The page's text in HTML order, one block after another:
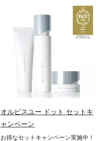
を防ぎ、うるおいに満ちた肌へ導く
保湿成分、植物由来アミノ酸（エル
ゴチオネイン）配合＝肌を整え、す
こやかに保つ保湿成分、微生物由来
た角層にうるおいを与え、肌荒れを
防ぐ保湿成分
ストタイプ。外出先でも、メイクの
上からササッとUVカットとお直し
が同時にできるお役立ちアイテムで
す。毛穴や色ムラをカバーしながら
秘密は「スムースヴェールパウダー
(*1)」にあります。7種の球状粉体
(*2)が凹凸を埋めて、肌に薄いヴェ
ールをかけるようにカバー。さらに
板状粉体が光を反射して、すっぴん
肌のようなナチュラルなツヤ感を演
出します。また、皮脂を吸着する
「あぶらとりパウダー(*3)」を配合
し、くずれ＆テカリを防いでサラサ
オルビスユー ドット セットキ
ャンペーン
お得なセットキャンペーン実施中！